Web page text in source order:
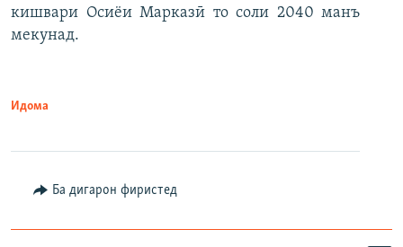
кишвари Осиёи Марказӣ то соли 2040 манъ
мекунад.
Идома
Ба дигарон фиристед